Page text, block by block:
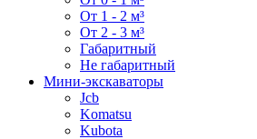
От 1 - 2 м³
От 2 - 3 м³
Габаритный
Не габаритный
Мини-экскаваторы
Jcb
Komatsu
Kubota